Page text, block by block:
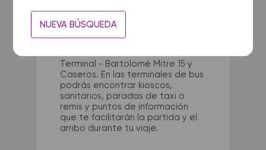
NUEVA BÚSQUEDA
La terminal de ómnibus de
Terminal - Bartolomé Mitre 15 y
Caseros. En las terminales de bus
podrás encontrar kioscos,
sanitarios, paradas de taxi o
remis y puntos de información
que te facilitarán la partida y el
arribo durante tu viaje.